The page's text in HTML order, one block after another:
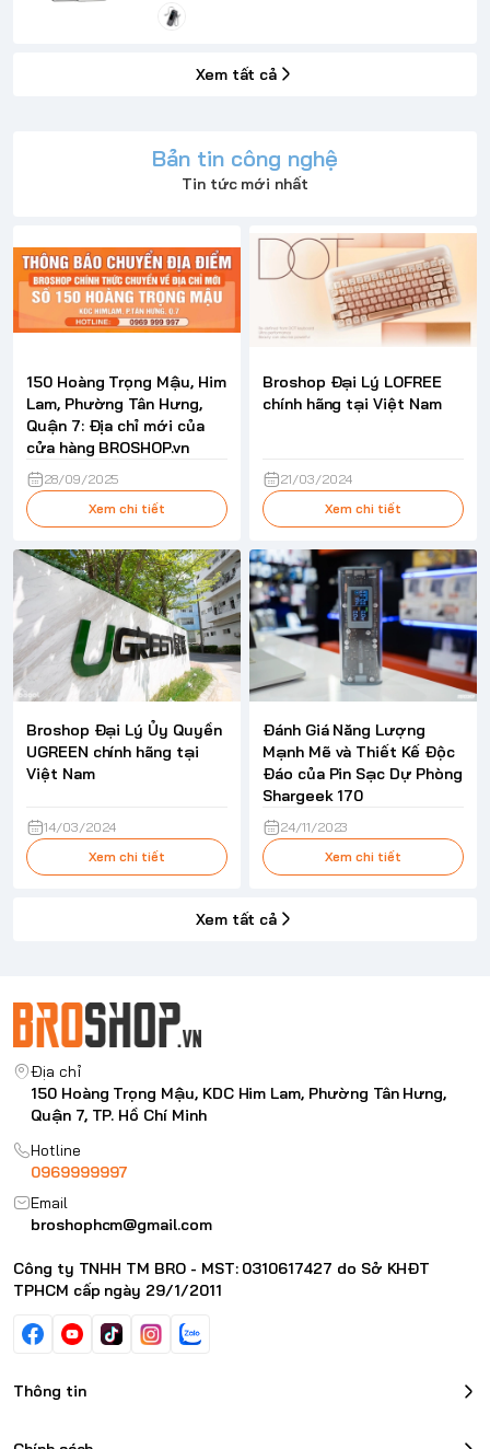
Xem tất cả
Bản tin công nghệ
Tin tức mới nhất
150 Hoàng Trọng Mậu, Him
Lam, Phường Tân Hưng,
Quận 7: Địa chỉ mới của
cửa hàng BROSHOP.vn
28/09/2025
Xem chi tiết
Broshop Đại Lý LOFREE
chính hãng tại Việt Nam
21/03/2024
Xem chi tiết
Broshop Đại Lý Ủy Quyền
UGREEN chính hãng tại
Việt Nam
14/03/2024
Xem chi tiết
Đánh Giá Năng Lượng
Mạnh Mẽ và Thiết Kế Độc
Đáo của Pin Sạc Dự Phòng
Shargeek 170
24/11/2023
Xem chi tiết
Xem tất cả
Địa chỉ
150 Hoàng Trọng Mậu, KDC Him Lam, Phường Tân Hưng,
Quận 7, TP. Hồ Chí Minh
Hotline
0969999997
Email
broshophcm@gmail.com
Công ty TNHH TM BRO - MST: 0310617427 do Sở KHĐT
TPHCM cấp ngày 29/1/2011
Thông tin